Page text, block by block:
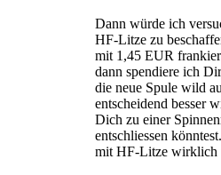
Dann würde ich
HF-Litze zu
mit 1,45 EUR
dann spendiere ich
die neue Spule wild
entscheidend besser
Dich zu einer
entschliessen
mit HF-Litze wirklich